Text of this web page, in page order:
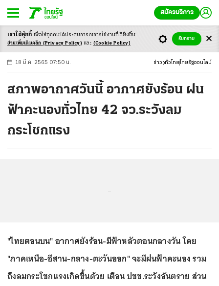
สมัครบริการ
-ก ก ก+
18 มี.ค. 2565 07:50 น. ข่าว ทั่วไทย ไทยรัฐออนไลน์
สภาพอากาศวันนี้ อากาศยังร้อน ฝน
ฟ้าคะนองทั่วไทย 42 จว.ระวังลม
กระโชกแรง
"ไทยตอนบน" อากาศยังร้อน-มีฟ้าหลัวตอนกลางวัน โดย
"ภาคเหนือ-อีสาน-กลาง-ตะวันออก" จะมีฝนฟ้าคะนอง รวม
ถึงลมกระโชกแรงเกิดขึ้นด้วย เตือน ปชช.ระวังอันตราย ส่วน
เราใช้คุ้กกี้ เพื่อให้ทุกคนได้ประสบการณ์การใช้งานที่ดียิ่งขึ้น
อ่านเพิ่มเติมคลิก (Privacy Policy) และ (Cookie Policy)
รับทราบ